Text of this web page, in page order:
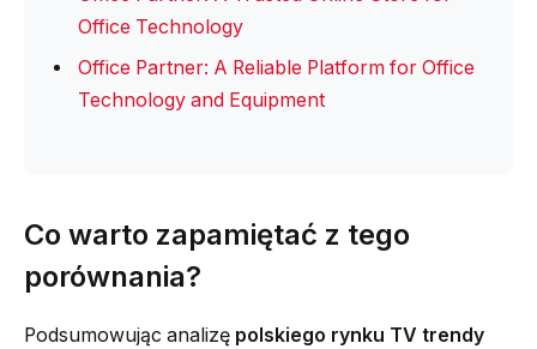
Office Technology
Office Partner: A Reliable Platform for Office
Technology and Equipment
Co warto zapamiętać z tego
porównania?
Podsumowując analizę polskiego rynku TV trendy